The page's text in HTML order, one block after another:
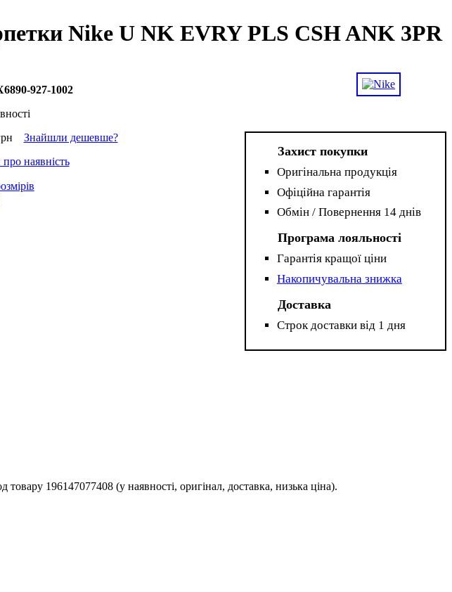
Nike U NK EVRY PLS CSH ANK 3PR
927-1002
Знайшли дешевше?
наявність
Захист покупки
Оригінальна продукція
Офіційна гарантія
Обмін / Повернення 14 днів
Програма лояльності
Гарантія кращої ціни
Накопичувальна знижка
Доставка
Строк доставки від 1 дня
196147077408 (у наявності, оригінал, доставка, низька ціна).